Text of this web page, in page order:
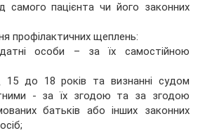
самого пацієнта чи його законних
профілактичних щеплень:
особи – за їх самостійною
15 до 18 років та визнанні судом
- за їх згодою та за згодою
батьків або інших законних